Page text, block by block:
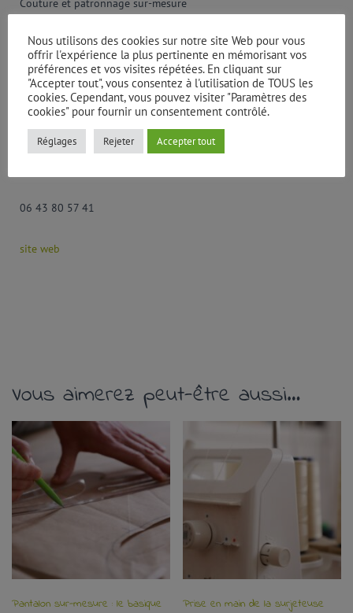
Couture et patronnage sur-mesure
38, Grande Rue
Saint-Florent-Le-Vieil
49410 Mauges-sur-Loire
06 43 80 57 41
site web
Vous aimerez peut-être aussi…
Pantalon sur-mesure : le basique Prise en main de la surjeteuse
Nous utilisons des cookies sur notre site Web pour vous
offrir l'expérience la plus pertinente en mémorisant vos
préférences et vos visites répétées. En cliquant sur
"Accepter tout", vous consentez à l'utilisation de TOUS les
cookies. Cependant, vous pouvez visiter "Paramètres des
cookies" pour fournir un consentement contrôlé.
Réglages Rejeter Accepter tout